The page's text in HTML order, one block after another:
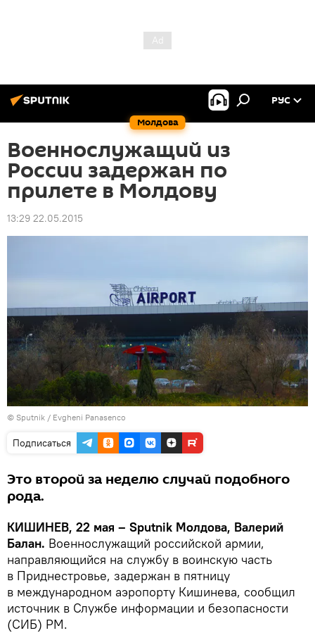
Молдова
РУС
Военнослужащий из
России задержан по
прилете в Молдову
13:29 22.05.2015
© Sputnik / Evgheni Panasenco
Подписаться
Это второй за неделю случай подобного
рода.
КИШИНЕВ, 22 мая – Sputnik Молдова, Валерий
Балан. Военнослужащий российской армии,
направляющийся на службу в воинскую часть
в Приднестровье, задержан в пятницу
в международном аэропорту Кишинева, сообщил
источник в Службе информации и безопасности
(СИБ) РМ.